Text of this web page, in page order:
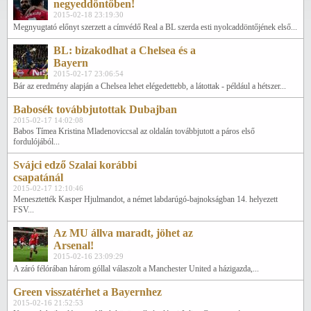
negyeddöntőben!
2015-02-18 23:19:30
Megnyugtató előnyt szerzett a címvédő Real a BL szerda esti nyolcaddöntőjének első...
BL: bizakodhat a Chelsea és a
Bayern
2015-02-17 23:06:54
Bár az eredmény alapján a Chelsea lehet elégedettebb, a látottak - például a hétszer...
Babosék továbbjutottak Dubajban
2015-02-17 14:02:08
Babos Tímea Kristina Mladenoviccsal az oldalán továbbjutott a páros első
fordulójából...
Svájci edző Szalai korábbi
csapatánál
2015-02-17 12:10:46
Menesztették Kasper Hjulmandot, a német labdarúgó-bajnokságban 14. helyezett
FSV...
Az MU állva maradt, jöhet az
Arsenal!
2015-02-16 23:09:29
A záró félórában három góllal válaszolt a Manchester United a házigazda,...
Green visszatérhet a Bayernhez
2015-02-16 21:52:53